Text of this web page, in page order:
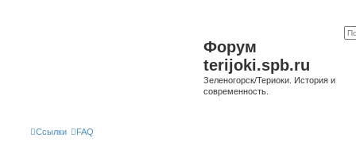
Форум
terijoki.spb.ru
Зеленогорск/Териоки. История и
современность.
Ссылки FAQ